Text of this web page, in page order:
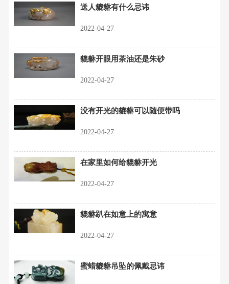
送人貔貅有什么忌讳
2022-04-27
貔貅开眼用茶油还是朱砂
2022-04-27
没有开光的貔貅可以随便带吗
2022-04-27
在家里如何给貔貅开光
2022-04-27
貔貅趴在如意上的寓意
2022-04-27
蜜蜡貔貅吊坠的佩戴忌讳